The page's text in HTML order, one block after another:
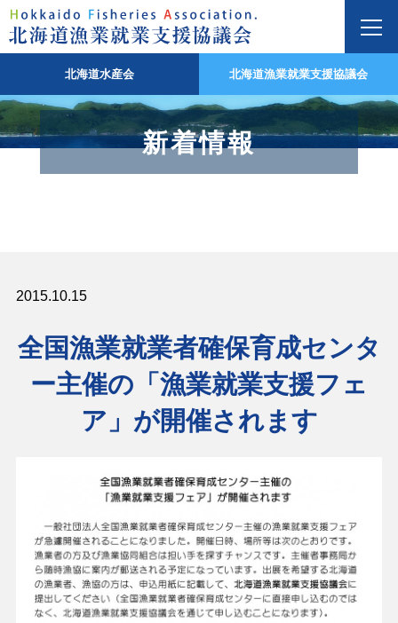
北海道水産会 北海道漁業就業支援協議会
新着情報
2015.10.15
全国漁業就業者確保育成センタ
ー主催の「漁業就業支援フェ
ア」が開催されます